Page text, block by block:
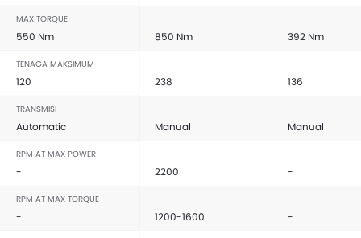
MAX TORQUE
550 Nm 850 Nm 392 Nm
TENAGA MAKSIMUM
120 238 136
TRANSMISI
Automatic Manual Manual
RPM AT MAX POWER
- 2200 -
RPM AT MAX TORQUE
- 1200-1600 -